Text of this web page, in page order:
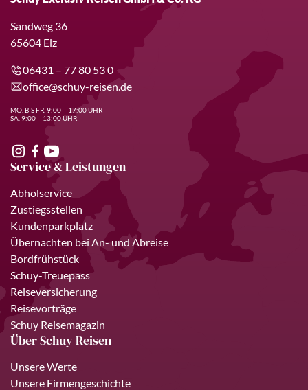
Sandweg 36
65604 Elz
06431 – 77 80 53 0
office@schuy-reisen.de
MO. BIS FR. 9:00 – 17:00 UHR
SA. 9:00 – 13:00 UHR
Service & Leistungen
Abholservice
Zustiegsstellen
Kundenparkplatz
Übernachten bei An- und Abreise
Bordfrühstück
Schuy-Treuepass
Reiseversicherung
Reisevorträge
Schuy Reisemagazin
Über Schuy Reisen
Unsere Werte
Unsere Firmengeschichte